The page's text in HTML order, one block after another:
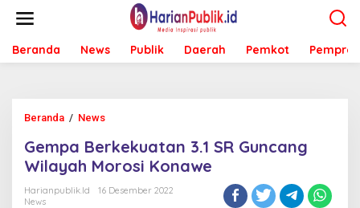
t
Beranda News Publik Daerah Pemkot Pemprov
Beranda / News
m
p
a
B
Gempa Berkekuatan 3.1 SR Guncang
Wilayah Morosi Konawe
Harianpublik.id
16 Desember 2022
News